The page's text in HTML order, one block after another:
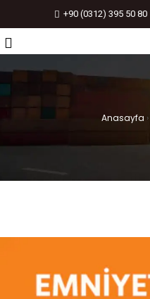
+90 (0312) 395 50 80
Anasayfa ›